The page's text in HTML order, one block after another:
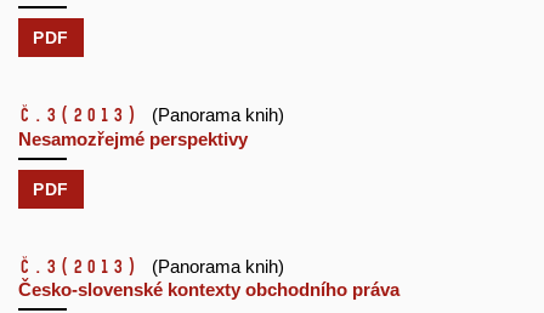
PDF
č.3 (2013)
(Panorama knih)
Nesamozřejmé perspektivy
PDF
č.3 (2013)
(Panorama knih)
Česko-slovenské kontexty obchodního práva